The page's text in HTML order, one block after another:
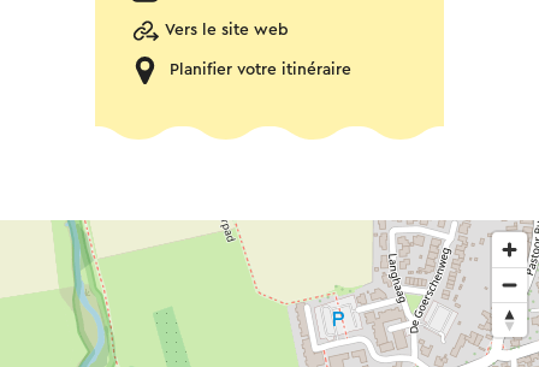
Vers le site web
Planifier votre itinéraire